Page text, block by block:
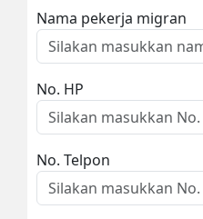
Nama pekerja migran
No. HP
No. Telpon